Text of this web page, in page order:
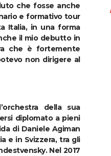
che fosse anche
e formativo tour
Italia, in una forma
il mio debutto in
che è fortemente
non dirigere al
della sua
diplomato a pieni
di Daniele Agiman
e in Svizzera, tra gli
Nel 2017